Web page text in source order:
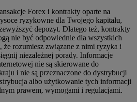
Forex i kontrakty oparte na
ryzykowne dla Twojego kapitału,
depozyt. Dlatego też, kontrakty
nie być odpowiednie dla wszystkich
rozumiesz związane z nimi ryzyka i
niezależnej porady. Informacje
nie są skierowane do
i nie są przeznaczone do dystrybucji
albo użytkowanie tych informacji
prawem, wymogami i regulacjami.